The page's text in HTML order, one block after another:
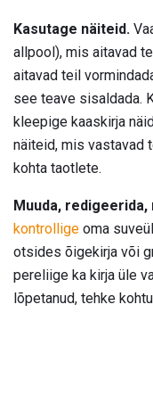
Kasutage näiteid.
allpool), mis aitavad
aitavad teil
see teave sisaldada.
kleepige kaaskirja
näiteid, mis vastavad
kohta taotlete.
Muuda,
kontrollige oma
otsides õigekirja või
pereliige ka kirja üle
lõpetanud, tehke